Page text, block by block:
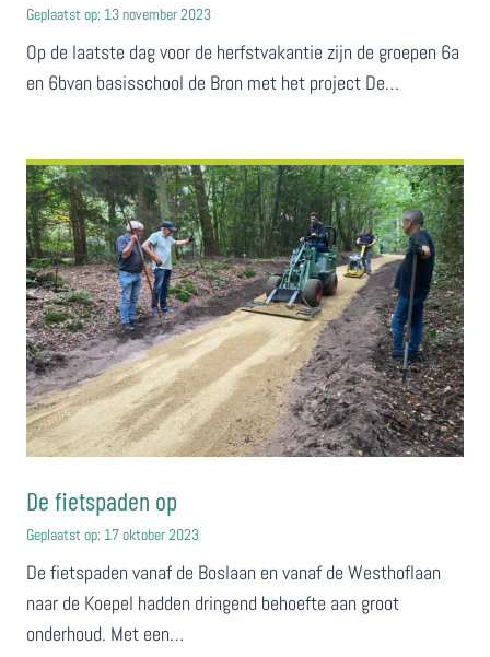
Geplaatst op: 13 november 2023
Op de laatste dag voor de herfstvakantie zijn de groepen 6a
en 6bvan basisschool de Bron met het project De…
De fietspaden op
Geplaatst op: 17 oktober 2023
De fietspaden vanaf de Boslaan en vanaf de Westhoflaan
naar de Koepel hadden dringend behoefte aan groot
onderhoud. Met een…